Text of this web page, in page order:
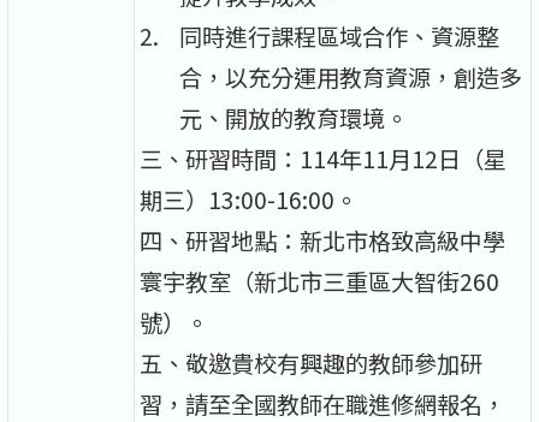
同時進行課程區域合作、資源整
合，以充分運用教育資源，創造多
元、開放的教育環境。​
三、研習時間：114年11月12日（星
期三）13:00-16:00。​
四、研習地點：新北市格致高級中學
寰宇教室（新北市三重區大智街260
號）。​
五、敬邀貴校有興趣的教師參加研
習，請至全國教師在職進修網報名，